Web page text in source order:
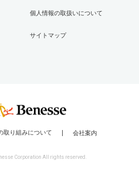
個人情報の取扱いについて
サイトマップ
取り組みについて 会社案内
Corporation All rights reserved.